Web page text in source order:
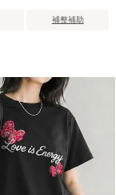
補整補助